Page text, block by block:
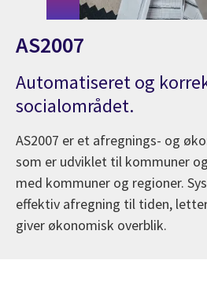
AS2007
Automatiseret og
socialområdet.
AS2007 er et afregnings- og
som er udviklet til kommuner
med kommuner og regioner.
effektiv afregning til tiden,
giver økonomisk overblik.